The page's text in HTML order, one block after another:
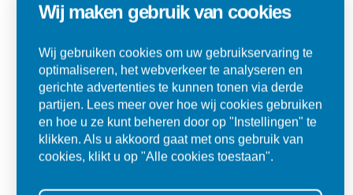
Alles goed zo was afgesproken.
Wij maken gebruik van cookies
Wij gebruiken cookies om uw gebruikservaring te
optimaliseren, het webverkeer te analyseren en
gerichte advertenties te kunnen tonen via derde
partijen. Lees meer over hoe wij cookies gebruiken
en hoe u ze kunt beheren door op "Instellingen" te
klikken. Als u akkoord gaat met ons gebruik van
cookies, klikt u op "Alle cookies toestaan".